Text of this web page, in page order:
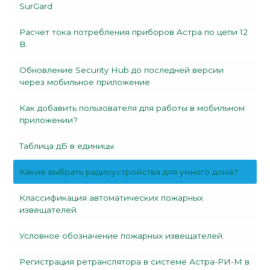
SurGard
Расчет тока потребления приборов Астра по цепи 12
В
Обновление Security Hub до последней версии
через мобильное приложение
Как добавить пользователя для работы в мобильном
приложении?
Таблица дБ в единицы
Какие выбрать радиоустройства для умного дома?
Классификация автоматических пожарных
извещателей.
Условное обозначение пожарных извещателей.
Регистрация ретранслятора в системе Астра-РИ-М в